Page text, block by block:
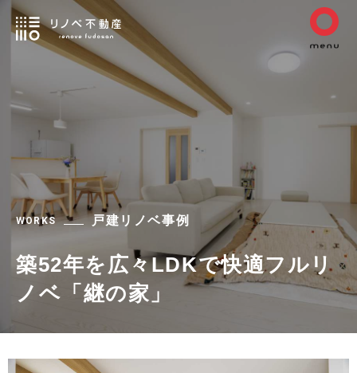
WORKS 戸建リノベ事例
築52年を広々LDKで快適フルリ
ノベ「継の家」